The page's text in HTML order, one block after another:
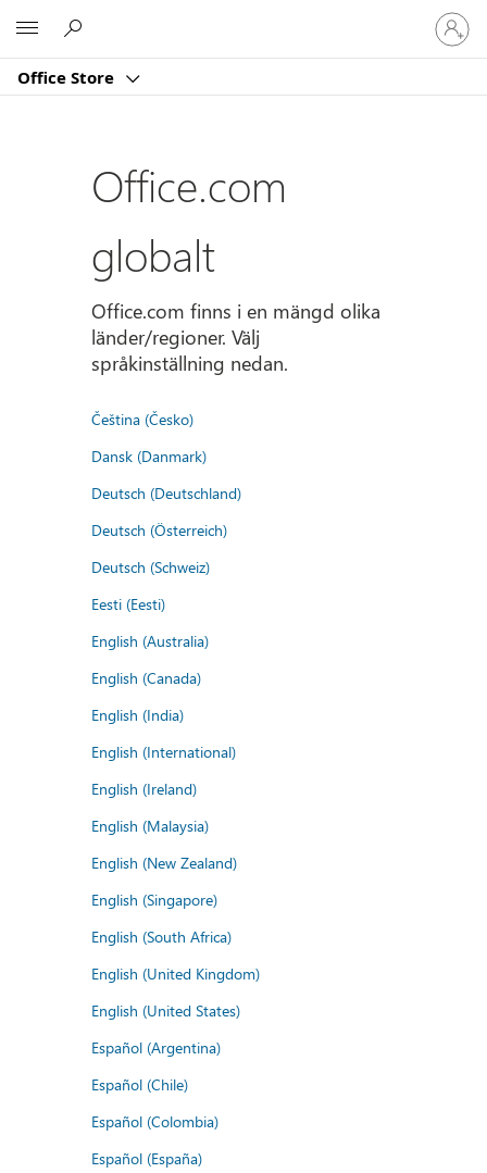
Office Store
Logga
in
på
konto
Office.com
globalt
Office.com finns i en mängd olika
länder/regioner. Välj
språkinställning nedan.
Čeština (Česko)
Dansk (Danmark)
Deutsch (Deutschland)
Deutsch (Österreich)
Deutsch (Schweiz)
Eesti (Eesti)
English (Australia)
English (Canada)
English (India)
English (International)
English (Ireland)
English (Malaysia)
English (New Zealand)
English (Singapore)
English (South Africa)
English (United Kingdom)
English (United States)
Español (Argentina)
Español (Chile)
Español (Colombia)
Español (España)